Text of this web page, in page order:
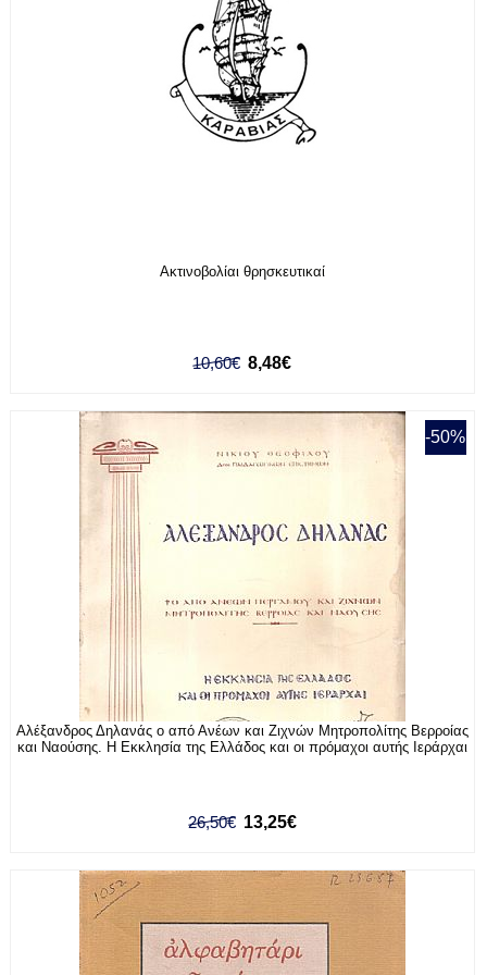
Ακτινοβολίαι θρησκευτικαί
10,60€ 8,48€
-50%
Αλέξανδρος Δηλανάς ο από Ανέων και Ζιχνών Μητροπολίτης Βερροίας
και Ναούσης. Η Εκκλησία της Ελλάδος και οι πρόμαχοι αυτής Ιεράρχαι
26,50€ 13,25€